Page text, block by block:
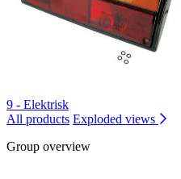
9 - Elektrisk
All products Exploded views
Group overview